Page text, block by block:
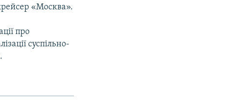
«Москва».
про
суспільно-